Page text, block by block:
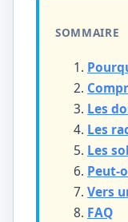
SOMMAIRE
Les
Les
Les
Peut-
Vers
FAQ